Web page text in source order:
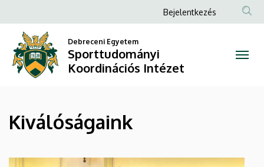
Sporttudományi
Koordinációs
Intézet
a
tartalomra
Anonim
menüje
Bejelentkezés
Debreceni Egyetem
Sporttudományi
Koordinációs Intézet
Kiválóságaink